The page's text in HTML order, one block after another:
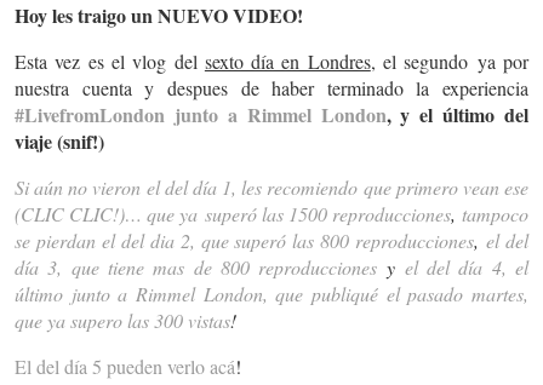
Hoy les traigo un NUEVO VIDEO!
Esta vez es el vlog del sexto día en Londres, el segundo ya por
nuestra cuenta y despues de haber terminado la experiencia
#LivefromLondon junto a Rimmel London, y el último del
viaje (snif!)
Si aún no vieron el del día 1, les recomiendo que primero vean ese
(CLIC CLIC!)… que ya superó las 1500 reproducciones, tampoco
se pierdan el del dia 2, que superó las 800 reproducciones,el del
día 3, que tiene mas de 800 reproducciones y el del día 4, el
último junto a Rimmel London, que publiqué el pasado martes,
que ya supero las 300 vistas!
El del día 5 pueden verlo acá!